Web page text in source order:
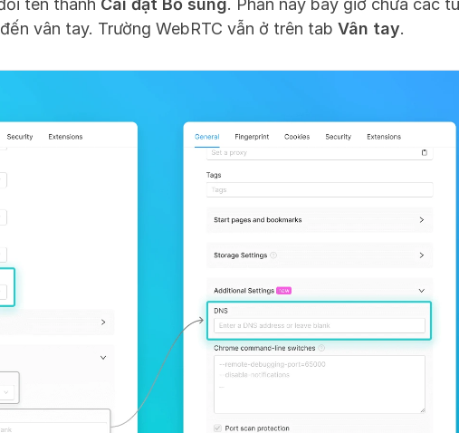
tên thành Cài đặt Bổ sung. Phần này bây giờ chứa các
vân tay. Trường WebRTC vẫn ở trên tab Vân tay.